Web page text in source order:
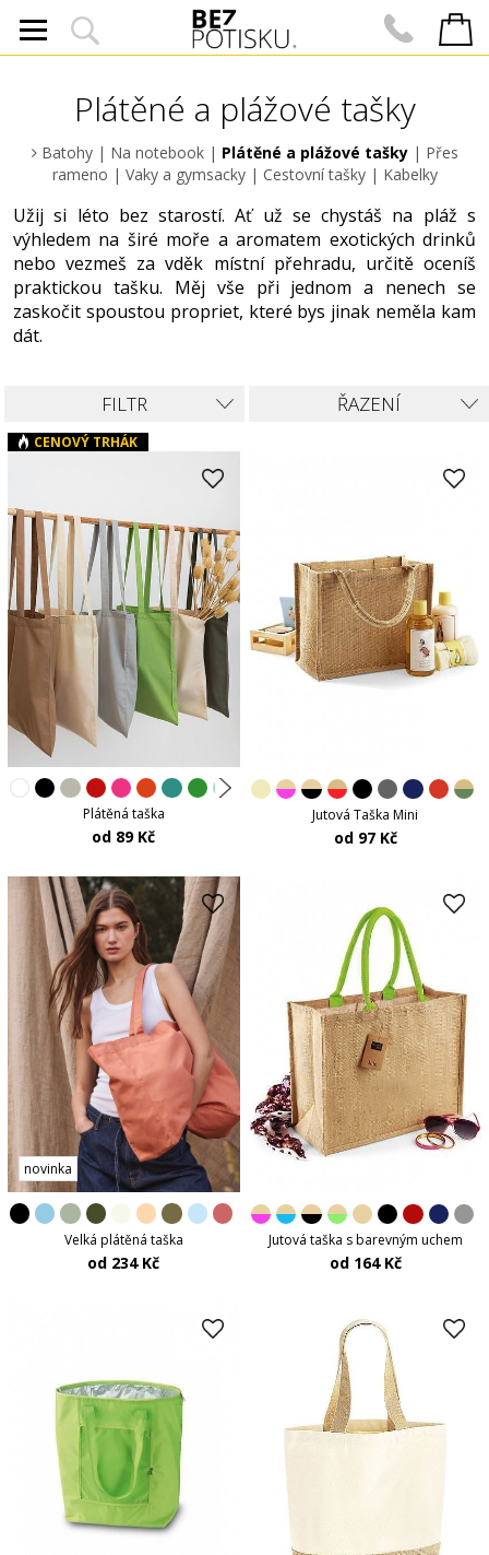
Plátěné a plážové tašky
Batohy| Na notebook| Plátěné a plážové tašky| Přes
rameno | Vaky a gymsacky| Cestovní tašky| Kabelky
Užij si léto bez starostí. Ať už se chystáš na pláž s
výhledem na širé moře a aromatem exotických drinků
nebo vezmeš za vděk místní přehradu, určitě oceníš
praktickou tašku. Měj vše při jednom a nenech se
zaskočit spoustou propriet, které bys jinak neměla kam
dát.
ŘAZENÍ
FILTR
CENOVÝ TRHÁK
Plátěná taška
od 89 Kč
Jutová Taška Mini
od 97 Kč
novinka
Velká plátěná taška
od 234 Kč
Jutová taška s barevným uchem
od 164 Kč